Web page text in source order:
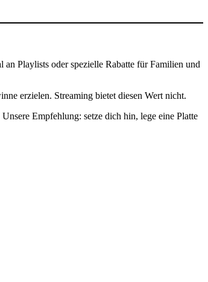
Playlists oder spezielle Rabatte für Familien und
erzielen. Streaming bietet diesen Wert nicht.
Empfehlung: setze dich hin, lege eine Platte